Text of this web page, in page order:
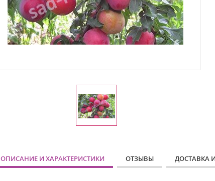
ОПИСАНИЕ И ХАРАКТЕРИСТИКИ ОТЗЫВЫ ДОСТАВКА